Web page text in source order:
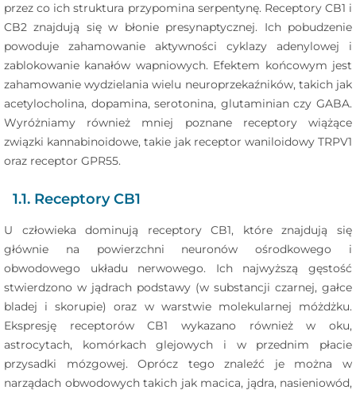
przez co ich struktura przypomina serpentynę. Receptory CB1 i
CB2 znajdują się w błonie presynaptycznej. Ich pobudzenie
powoduje zahamowanie aktywności cyklazy adenylowej i
zablokowanie kanałów wapniowych. Efektem końcowym jest
zahamowanie wydzielania wielu neuroprzekaźników, takich jak
acetylocholina, dopamina, serotonina, glutaminian czy GABA.
Wyróżniamy również mniej poznane receptory wiążące
związki kannabinoidowe, takie jak receptor waniloidowy TRPV1
oraz receptor GPR55.
1.1. Receptory CB1
U człowieka dominują receptory CB1, które znajdują się
głównie na powierzchni neuronów ośrodkowego i
obwodowego układu nerwowego. Ich najwyższą gęstość
stwierdzono w jądrach podstawy (w substancji czarnej, gałce
bladej i skorupie) oraz w warstwie molekularnej móżdżku.
Ekspresję receptorów CB1 wykazano również w oku,
astrocytach, komórkach glejowych i w przednim płacie
przysadki mózgowej. Oprócz tego znaleźć je można w
narządach obwodowych takich jak macica, jądra, nasieniowód,